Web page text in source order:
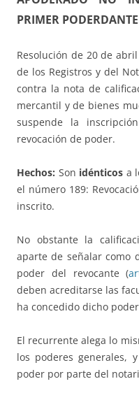
PRIMER
Resolución de 20 de
de los Registros y del
contra la nota de
mercantil y de bienes
suspende la
revocación de poder.
Hechos: Son idénticos a
el número 189:
inscrito.
No obstante la
aparte de señalar como
poder del revocante (
deben acreditarse las
ha concedido dicho
El recurrente alega lo
los poderes generales,
poder por parte del